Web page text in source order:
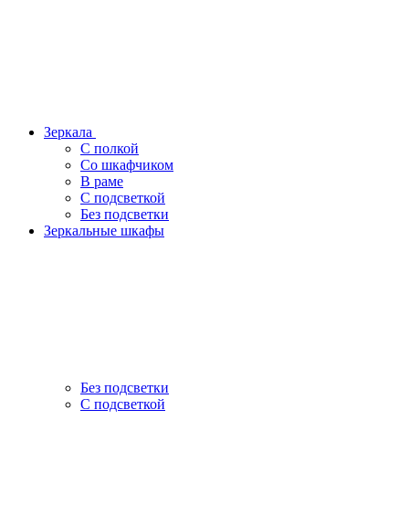
Зеркала
С полкой
Со шкафчиком
В раме
С подсветкой
Без подсветки
Зеркальные шкафы
Без подсветки
С подсветкой